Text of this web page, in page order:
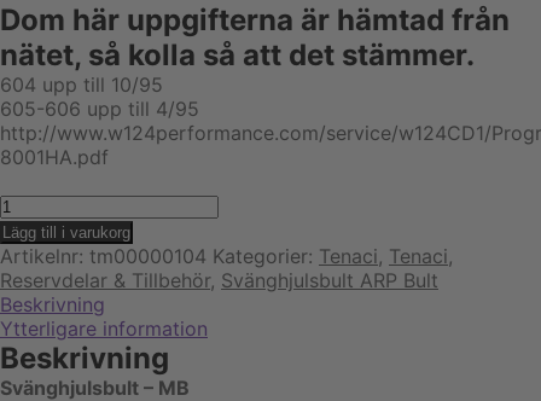
Dom här uppgifterna är hämtad från
nätet, så kolla så att det stämmer.
604 upp till 10/95
605-606 upp till 4/95
http://www.w124performance.com/service/w124CD1/
8001HA.pdf
Tenaci
svänghjulsbultar
MB
8st
mängd
Lägg till i varukorg
Artikelnr: tm00000104 Kategorier: Tenaci, Tenaci,
Reservdelar & Tillbehör, Svänghjulsbult ARP Bult
Beskrivning
Ytterligare information
Beskrivning
Svänghjulsbult – MB